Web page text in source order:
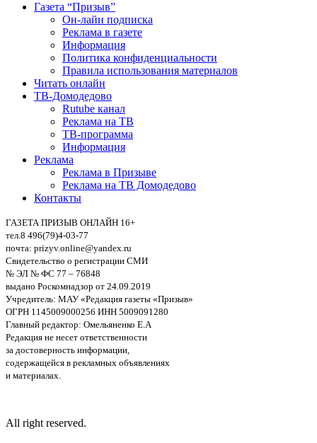
Газета “Призыв”
Он-лайн подписка
Реклама в газете
Информация
Политика конфиденциальности
Правила использования материалов
Читать онлайн
ТВ-Домодедово
Rutube канал
Реклама на ТВ
ТВ-программа
Информация
Реклама
Реклама в Призыве
Реклама на ТВ Домодедово
Контакты
ГАЗЕТА ПРИЗЫВ ОНЛАЙН 16+
тел.8 496(79)4-03-77
почта: prizyv.online@yandex.ru
Свидетельство о регистрации СМИ
№ ЭЛ № ФС 77 – 76848
выдано Роскомнадзор от 24.09.2019
Учредитель: МАУ «Редакция газеты «Призыв»
ОГРН 1145009000256 ИНН 5009091280
Главный редактор: Омельяненко Е.А
Редакция не несет ответственности
за достоверность информации,
содержащейся в рекламных объявлениях
и материалах.
All right reserved.